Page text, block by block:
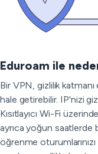
Eduroam ile
Bir VPN, gizlilik
hale getirebilir. IP'nizi
Kısıtlayıcı Wi-Fi
ayrıca yoğun saatlerde
öğrenme